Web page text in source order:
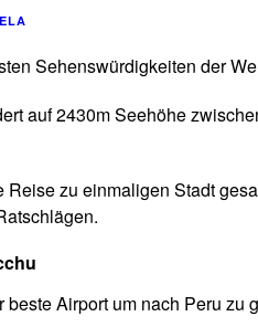
Sehenswürdigkeiten der
auf 2430m Seehöhe
zu einmaligen Stadt
Airport um nach Peru zu